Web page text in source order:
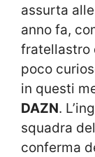
assurta
anno fa,
fratellastro
poco
in questi
DAZN.
squadra
conferma